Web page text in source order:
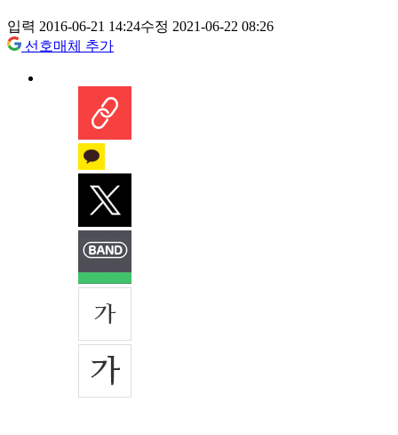
입력 2016-06-21 14:24수정 2021-06-22 08:26
선호매체 추가